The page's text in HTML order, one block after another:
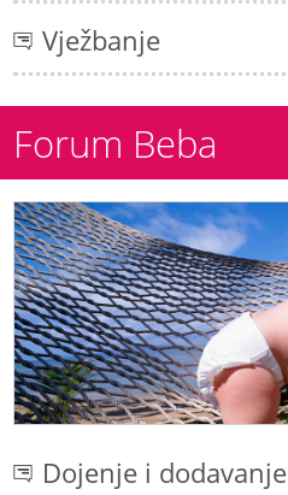
Vježbanje
Forum Beba
Dojenje i dodavanje